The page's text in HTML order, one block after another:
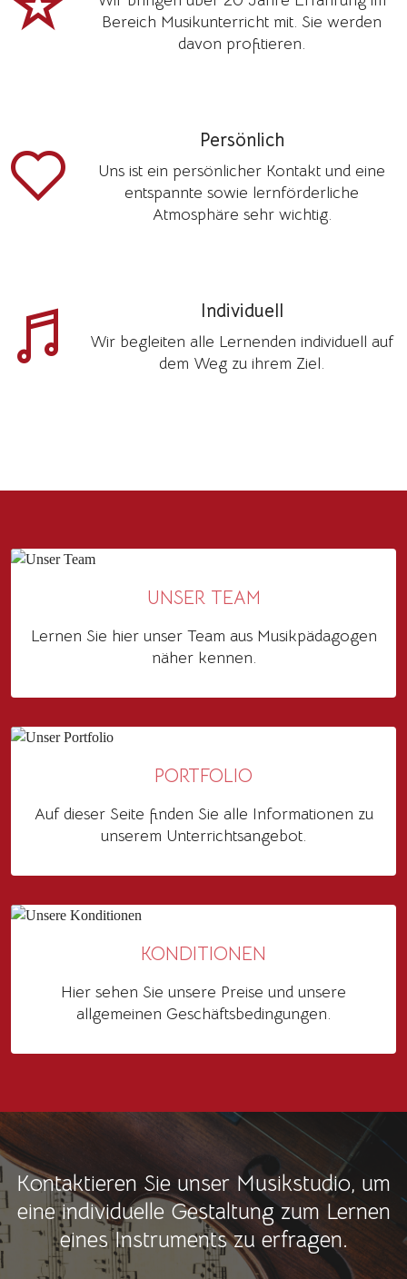
Bereich Musikunterricht mit. Sie werden
davon profitieren.
Persönlich
Uns ist ein persönlicher Kontakt und eine
entspannte sowie lernförderliche
Atmosphäre sehr wichtig.
Individuell
Wir begleiten alle Lernenden individuell auf
dem Weg zu ihrem Ziel.
UNSER TEAM
Lernen Sie hier unser Team aus Musikpädagogen
näher kennen.
PORTFOLIO
Auf dieser Seite finden Sie alle Informationen zu
unserem Unterrichtsangebot.
KONDITIONEN
Hier sehen Sie unsere Preise und unsere
allgemeinen Geschäftsbedingungen.
Kontaktieren Sie unser Musikstudio, um
eine individuelle Gestaltung zum Lernen
eines Instruments zu erfragen.